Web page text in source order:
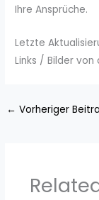
Ihre Ansprüche.
Letzte
Links / Bilder von
← Vorheriger